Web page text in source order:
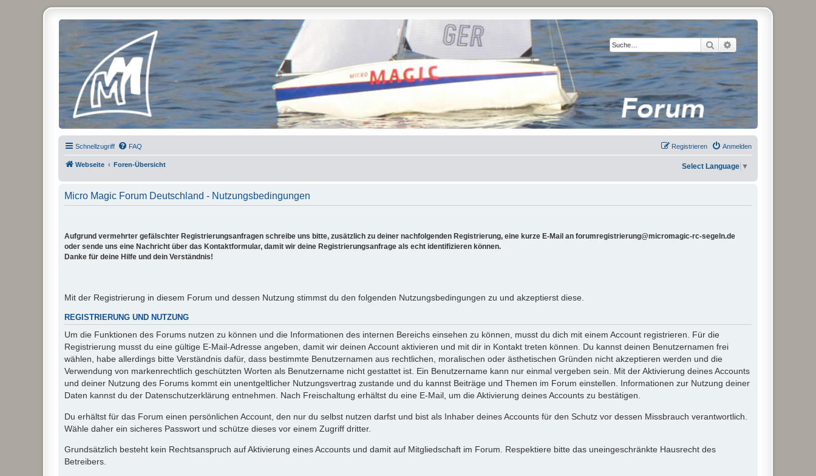
Suche Erweiterte Suche
Micro Magic Forum Deutschland
Schnellzugriff FAQ Anmelden
Registrieren
Webseite Foren-Übersicht Select Language ▼
Micro Magic Forum Deutschland - Nutzungsbedingungen
Aufgrund vermehrter gefälschter Registrierungsanfragen schreibe uns bitte, zusätzlich zu deiner nachfolgenden Registrierung, eine kurze E-Mail an forumregistrierung@micromagic-rc-segeln.de
oder sende uns eine Nachricht über das Kontaktformular, damit wir deine Registrierungsanfrage als echt identifizieren können.
Danke für deine Hilfe und dein Verständnis!
Mit der Registrierung in diesem Forum und dessen Nutzung stimmst du den folgenden Nutzungsbedingungen zu und akzeptierst diese.
REGISTRIERUNG UND NUTZUNG
Um die Funktionen des Forums nutzen zu können und die Informationen des internen Bereichs einsehen zu können, musst du dich mit einem Account registrieren. Für die
Registrierung musst du eine gültige E-Mail-Adresse angeben, damit wir deinen Account aktivieren und mit dir in Kontakt treten können. Du kannst deinen Benutzernamen frei
wählen, habe allerdings bitte Verständnis dafür, dass bestimmte Benutzernamen aus rechtlichen, moralischen oder ästhetischen Gründen nicht akzeptieren werden und die
Verwendung von markenrechtlich geschützten Worten als Benutzername nicht gestattet ist. Ein Benutzername kann nur einmal vergeben sein. Mit der Aktivierung deines Accounts
und deiner Nutzung des Forums kommt ein unentgeltlicher Nutzungsvertrag zustande und du kannst Beiträge und Themen im Forum einstellen. Informationen zur Nutzung deiner
Daten kannst du der Datenschutzerklärung entnehmen. Nach Freischaltung erhältst du eine E-Mail, um die Aktivierung deines Accounts zu bestätigen.
Du erhältst für das Forum einen persönlichen Account, den nur du selbst nutzen darfst und bist als Inhaber deines Accounts für den Schutz vor dessen Missbrauch verantwortlich.
Wähle daher ein sicheres Passwort und schütze dieses vor einem Zugriff dritter.
Grundsätzlich besteht kein Rechtsanspruch auf Aktivierung eines Accounts und damit auf Mitgliedschaft im Forum. Respektiere bitte das uneingeschränkte Hausrecht des
Betreibers.